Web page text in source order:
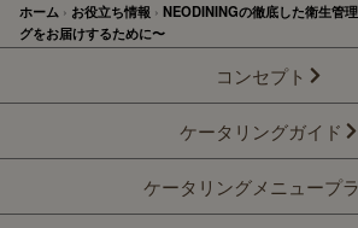
ホーム › お役立ち情報 › NEODININGの徹底した衛生管
グをお届けするために〜
コンセプト
ケータリングガイド
ケータリングメニュープ